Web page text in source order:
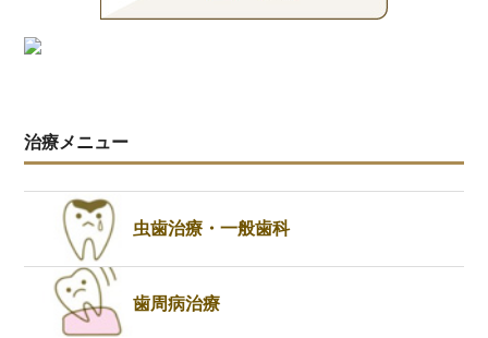
治療メニュー
虫歯治療・一般歯科
歯周病治療